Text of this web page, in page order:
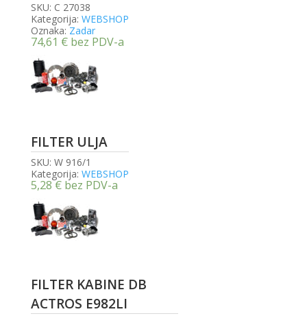
SKU: C 27038
Kategorija: WEBSHOP
Oznaka: Zadar
74,61 € bez PDV-a
FILTER ULJA
SKU: W 916/1
Kategorija: WEBSHOP
5,28€ bez PDV-a
FILTER KABINE DB
ACTROS E982LI